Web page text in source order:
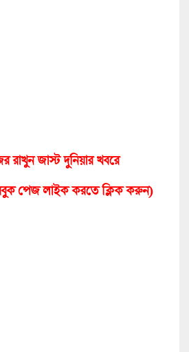
রাখুন জাস্ট দুনিয়ার খবরে
পেজ লাইক করতে ক্লিক করুন)